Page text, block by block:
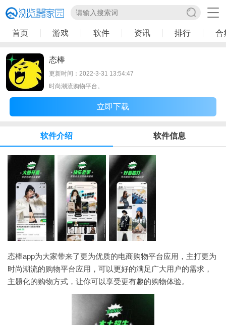
首页 游戏 软件 资讯 排行 合
态棒
更新时间：2022-3-31 13:54:47
时尚潮流购物平台。
立即下载
软件介绍 软件信息
态棒app为大家带来了更为优质的电商购物平台应用，主打更为
时尚潮流的购物平台应用，可以更好的满足广大用户的需求，
主题化的购物方式，让你可以享受更有趣的购物体验。